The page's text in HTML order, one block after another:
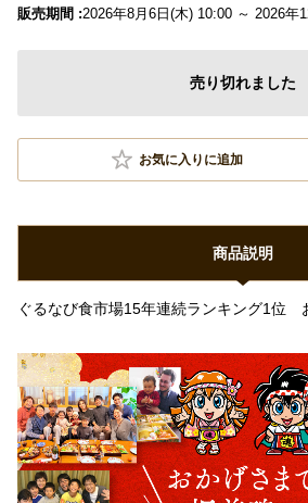
販売期間 :2026年8月6日(木) 10:00 ～ 2026年
売り切れました
お気に入りに追加
商品説明
ぐるなび食市場15年連続ランキング1位